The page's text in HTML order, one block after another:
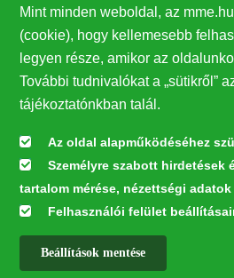
27224
Hírlevél feliratkozás
Értesüljön elsőként legfrissebb
Feliratkozás
Mint minden weboldal, az
(cookie), hogy kellemesebb
legyen része, amikor az
További tudnivalókat a „sütikről”
tájékoztatónkban talál.
Az oldal alapműködéséhez
Személyre szabott hirdetések
tartalom mérése, nézettségi
Felhasználói felület
Beállítások mentése